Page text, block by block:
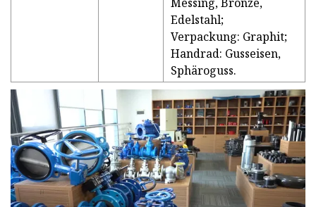
Messing, Bronze,
Edelstahl;
Verpackung: Graphit;
Handrad: Gusseisen,
Sphäroguss.